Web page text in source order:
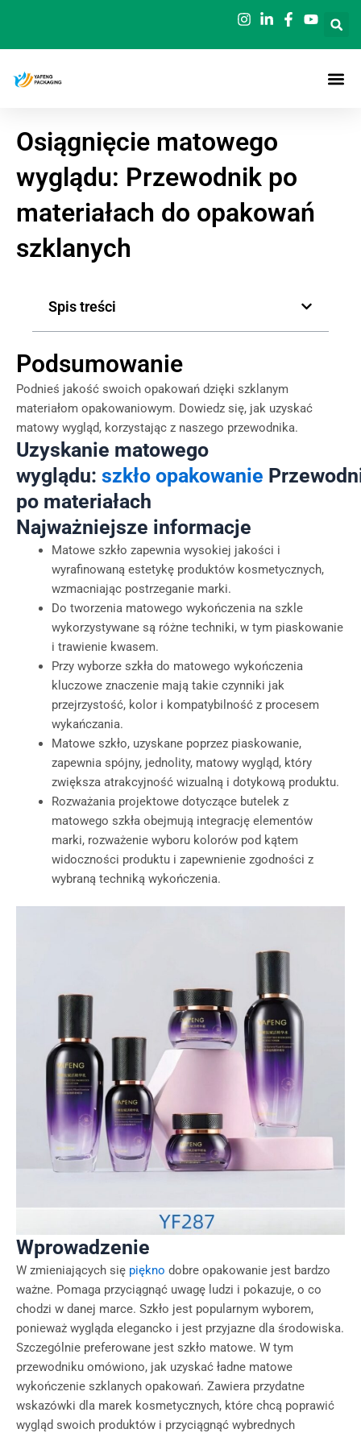
treści
Osiągnięcie matowego
wyglądu: Przewodnik po
materiałach do opakowań
szklanych
Spis treści
Podsumowanie
Podnieś jakość swoich opakowań dzięki szklanym
materiałom opakowaniowym. Dowiedz się, jak uzyskać
matowy wygląd, korzystając z naszego przewodnika.
Uzyskanie matowego
wyglądu: szkło opakowanie
po materiałach
Najważniejsze informacje
Matowe szkło zapewnia wysokiej jakości i
wyrafinowaną estetykę produktów kosmetycznych,
wzmacniając postrzeganie marki.
Do tworzenia matowego wykończenia na szkle
wykorzystywane są różne techniki, w tym piaskowanie
i trawienie kwasem.
Przy wyborze szkła do matowego wykończenia
kluczowe znaczenie mają takie czynniki jak
przejrzystość, kolor i kompatybilność z procesem
wykańczania.
Matowe szkło, uzyskane poprzez piaskowanie,
zapewnia spójny, jednolity, matowy wygląd, który
zwiększa atrakcyjność wizualną i dotykową produktu.
Rozważania projektowe dotyczące butelek z
matowego szkła obejmują integrację elementów
marki, rozważenie wyboru kolorów pod kątem
widoczności produktu i zapewnienie zgodności z
wybraną techniką wykończenia.
Wprowadzenie
W zmieniających się piękno dobre opakowanie jest bardzo
ważne. Pomaga przyciągnąć uwagę ludzi i pokazuje, o co
chodzi w danej marce. Szkło jest popularnym wyborem,
ponieważ wygląda elegancko i jest przyjazne dla środowiska.
Szczególnie preferowane jest szkło matowe. W tym
przewodniku omówiono, jak uzyskać ładne matowe
wykończenie szklanych opakowań. Zawiera przydatne
wskazówki dla marek kosmetycznych, które chcą poprawić
wygląd swoich produktów i przyciągnąć wybrednych